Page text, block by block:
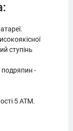
ступінь
подряпин -
5 АТМ.